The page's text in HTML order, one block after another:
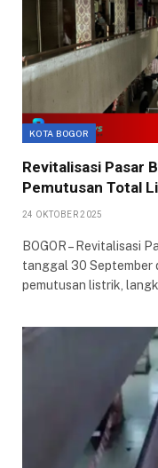
KOTA BOGOR
Revitalisasi Pasar
Pemutusan Total
24 OKTOBER 2025
BOGOR – Revitalisasi
tanggal 30 September
pemutusan listrik,